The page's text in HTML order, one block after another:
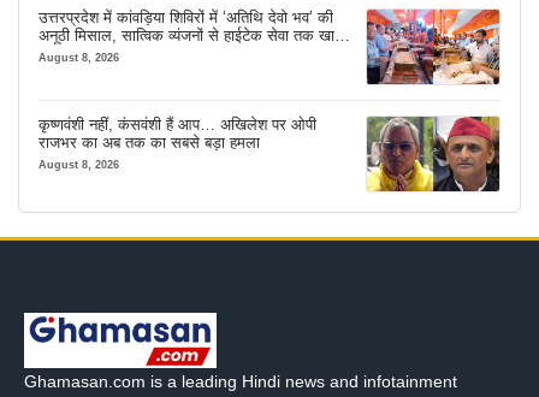
उत्तरप्रदेश में कांवड़िया शिविरों में ‘अतिथि देवो भव’ की
अनूठी मिसाल, सात्विक व्यंजनों से हाईटेक सेवा तक खास
इंतजाम
August 8, 2026
कृष्णवंशी नहीं, कंसवंशी हैं आप… अखिलेश पर ओपी
राजभर का अब तक का सबसे बड़ा हमला
August 8, 2026
Ghamasan.com is a leading Hindi news and infotainment